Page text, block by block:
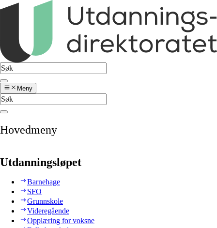
Meny
Hovedmeny
Utdanningsløpet
Barnehage
SFO
Grunnskole
Videregående
Opplæring for voksne